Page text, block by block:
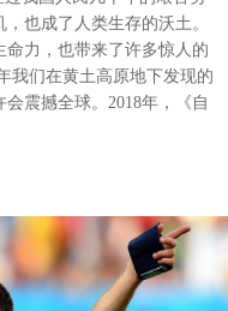
也成了人类生存的沃土。
力，也带来了许多惊人的
我们在黄土高原地下发现的
震撼全球。2018年，《自